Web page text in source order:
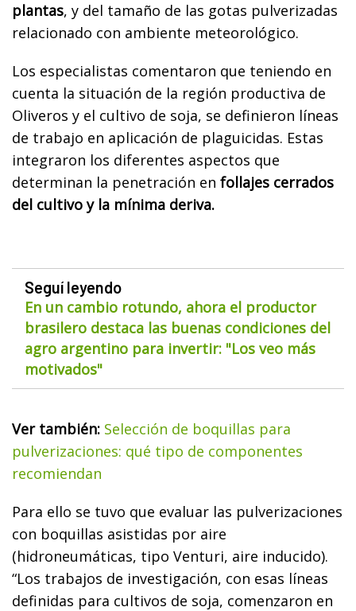
plantas, y del tamaño de las gotas pulverizadas
relacionado con ambiente meteorológico.
Los especialistas comentaron que teniendo en
cuenta la situación de la región productiva de
Oliveros y el cultivo de soja, se definieron líneas
de trabajo en aplicación de plaguicidas. Estas
integraron los diferentes aspectos que
determinan la penetración en follajes cerrados
del cultivo y la mínima deriva.
Seguí leyendo
En un cambio rotundo, ahora el productor
brasilero destaca las buenas condiciones del
agro argentino para invertir: "Los veo más
motivados"
Ver también: Selección de boquillas para
pulverizaciones: qué tipo de componentes
recomiendan
Para ello se tuvo que evaluar las pulverizaciones
con boquillas asistidas por aire
(hidroneumáticas, tipo Venturi, aire inducido).
“Los trabajos de investigación, con esas líneas
definidas para cultivos de soja, comenzaron en